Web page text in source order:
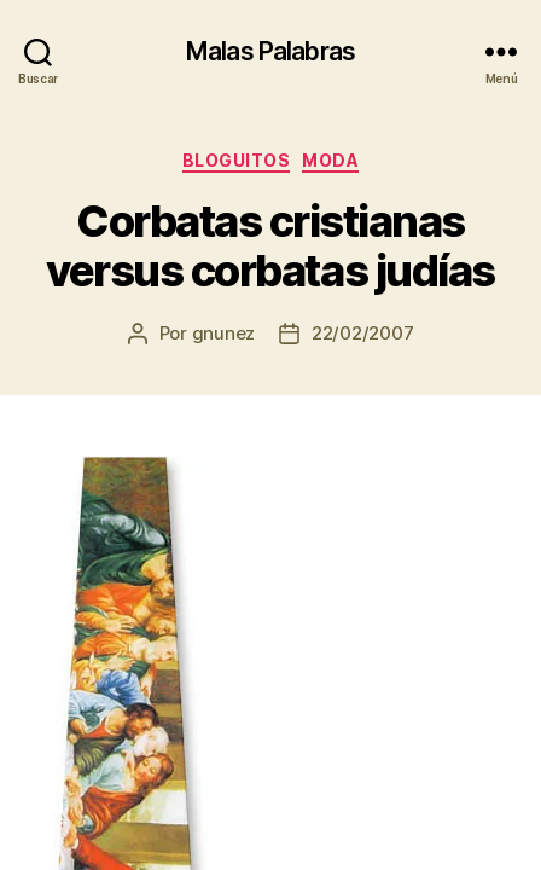
Buscar
Malas Palabras
Menú
Categorías
BLOGUITOS MODA
Corbatas cristianas
versus corbatas judías
Autor
Por gnunez
Fecha22/02/2007